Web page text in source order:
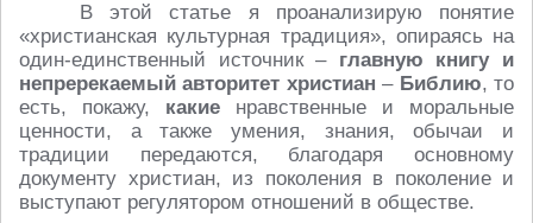
В этой статье я проанализирую понятие
«христианская культурная традиция», опираясь на
один-единственный источник – главную книгу и
непререкаемый авторитет христиан – Библию, то
есть, покажу, какие нравственные и моральные
ценности, а также умения, знания, обычаи и
традиции передаются, благодаря основному
документу христиан, из поколения в поколение и
выступают регулятором отношений в обществе.